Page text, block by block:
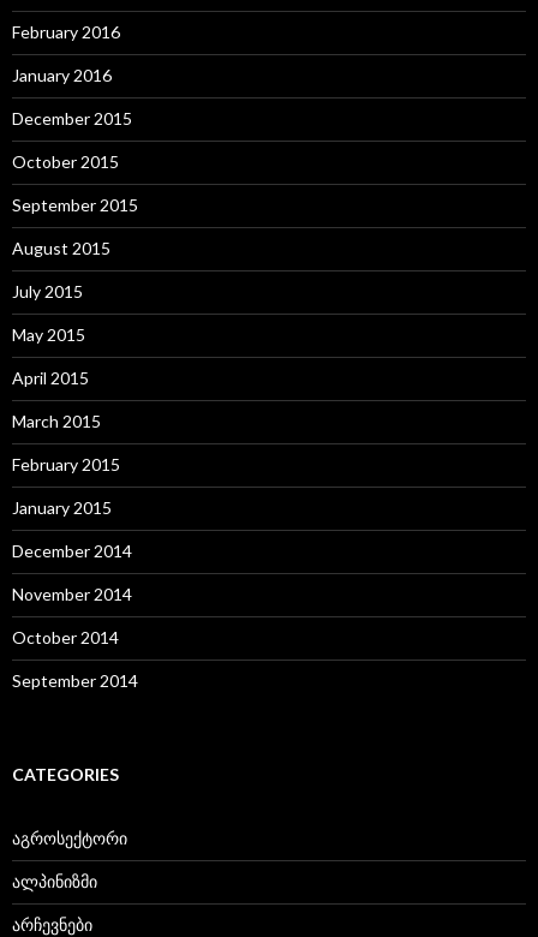
February 2016
January 2016
December 2015
October 2015
September 2015
August 2015
July 2015
May 2015
April 2015
March 2015
February 2015
January 2015
December 2014
November 2014
October 2014
September 2014
CATEGORIES
აგროსექტორი
ალპინიზმი
არჩევნები